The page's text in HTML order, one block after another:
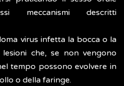
meccanismi descritti
virus infetta la bocca o la
che, se non vengono
tempo possono evolvere in
o della faringe.